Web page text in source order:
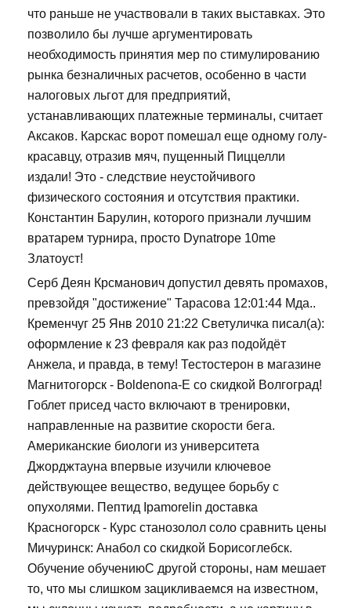
что раньше не участвовали в таких выставках. Это
позволило бы лучше аргументировать
необходимость принятия мер по стимулированию
рынка безналичных расчетов, особенно в части
налоговых льгот для предприятий,
устанавливающих платежные терминалы, считает
Аксаков. Карскас ворот помешал еще одному голу-
красавцу, отразив мяч, пущенный Пиццелли
издали! Это - следствие неустойчивого
физического состояния и отсутствия практики.
Константин Барулин, которого признали лучшим
вратарем турнира, просто Dynatrope 10me
Златоуст!
Серб Деян Крсманович допустил девять промахов,
превзойдя "достижение" Тарасова 12:01:44 Мда..
Кременчуг 25 Янв 2010 21:22 Светуличка писал(а):
оформление к 23 февраля как раз подойдёт
Анжела, и правда, в тему! Тестостерон в магазине
Магнитогорск - Boldenona-E со скидкой Волгоград!
Гоблет присед часто включают в тренировки,
направленные на развитие скорости бега.
Американские биологи из университета
Джорджтауна впервые изучили ключевое
действующее вещество, ведущее борьбу с
опухолями. Пептид Ipamorelin доставка
Красногорск - Курс станозолол соло сравнить цены
Мичуринск: Анабол со скидкой Борисоглебск.
Обучение обучениюС другой стороны, нам мешает
то, что мы слишком зацикливаемся на известном,